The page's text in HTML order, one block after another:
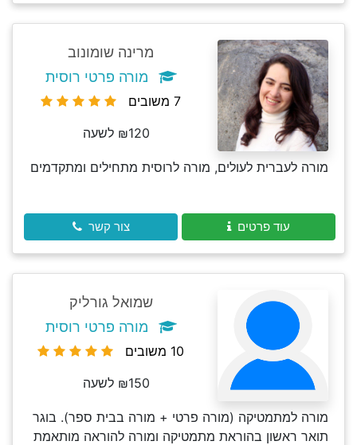
מרינה שומונוב
מורה פרטי רוסית
7 משובים
₪120 לשעה
מורה לעברית לעולים, מורה לרוסית מתחילים ומתקדמים
עוד פרטים צור קשר
שמואל גורליק
מורה פרטי רוסית
10 משובים
₪150 לשעה
מורה למתמטיקה (מורה פרטי + מורה בבית ספר). בוגר
תואר ראשון בהוראת מתמטיקה ומורה להוראה מותאמת